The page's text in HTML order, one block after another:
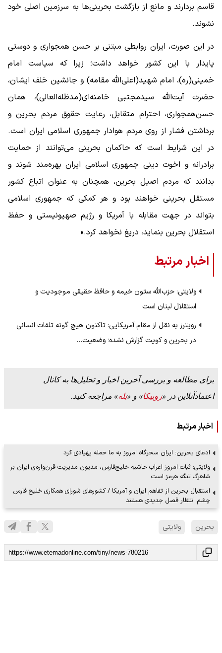
قاسم بردارند و مانع از بازگشت بحرینی‌ها به سرزمین اصلی خود
نشوند.
در این صورت، ایران روابطی مبتنی بر حسن همجواری و دوستی
پایدار با این کشور خواهد داشت؛ زیرا که سیاست امام
خمینی(ره)، امام شهید(اعلی‌الله مقامه) و جانشین خلف ایشان،
حضرت آیت‌الله سیدمجتبی خامنه‌ای(مدظله‌العالی)، همان
حسن‌همجواری، احترام متقابل، رعایت حقوق مردم بحرین و
برداشتن فشار از روی مردم هوادار جمهوری اسلامی ایران است.
در این شرایط است که حاکمان بحرینی می‌توانند از حمایت
برادرانه و اخوت دینی جمهوری اسلامی ایران بهره‌مند شوند و
بدانند که مردم اصیل بحرین، همچنان به عنوان اتباع کشور
مستقل بحرینی خواهند بود و هر کمکی که جمهوری اسلامی
بتواند در جهت مقابله با آمریکا و رژیم صهیونیستی و حفظ
استقلال بحرین بنماید، دریغ نخواهد کرد.»
اخبار مرتبط
ولایتی: حزب‌الله ستون خیمه و حافظ حقیقی موجودیت و
استقلال لبنان است
رویترز به نقل از مقام آمریکایی: تاکنون هیچ گونه تلفات انسانی
در بحرین و کویت گزارش نشده؛ وضعیت…
برای مطالعه و بررسی آخرین اخبار و تحلیل‌ها به کانال
اعتمادآنلاین در «روبیکا» و «بله» مراجعه کنید.
اخبار مرتبط
ادعای بحرین: ایران سحرگاه امروز به ما حمله پهپادی کرد
ولایتی: ثبات امروز اعراب حاشیه خلیج‌فارس، مدیون مدیریت قرن‌واره‌ی ایران بر
شاهرگ تنگه هرمز است
استقبال بحرین از تفاهم ایران و آمریکا / کشور‌های شورای همکاری خلیج فارس
چشم انتظار فصل جدیدی هستند
بحرین ولایتی